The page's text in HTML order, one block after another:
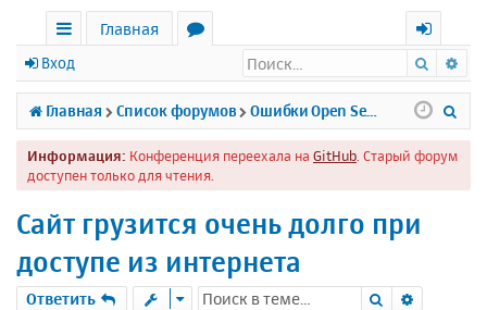
с
ы
л
к
Главная
р
у
м
х
о
д
Вход Поиск
Главная Список форумов
Информация: Конференция переехала на GitHub . Старый форум
доступен только для чтения.
Сайт грузится очень долго при
доступе из интернета
Ответить Поиск